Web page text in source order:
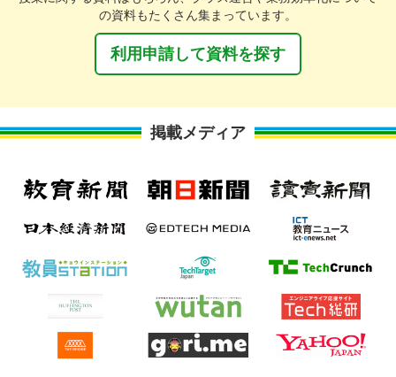
の資料もたくさん集まっています。
利用申請して資料を探す
掲載メディア